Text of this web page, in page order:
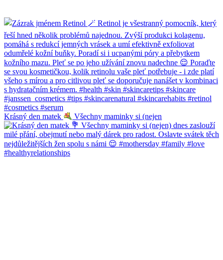
Krásný den matek Všechny maminky si (nejen